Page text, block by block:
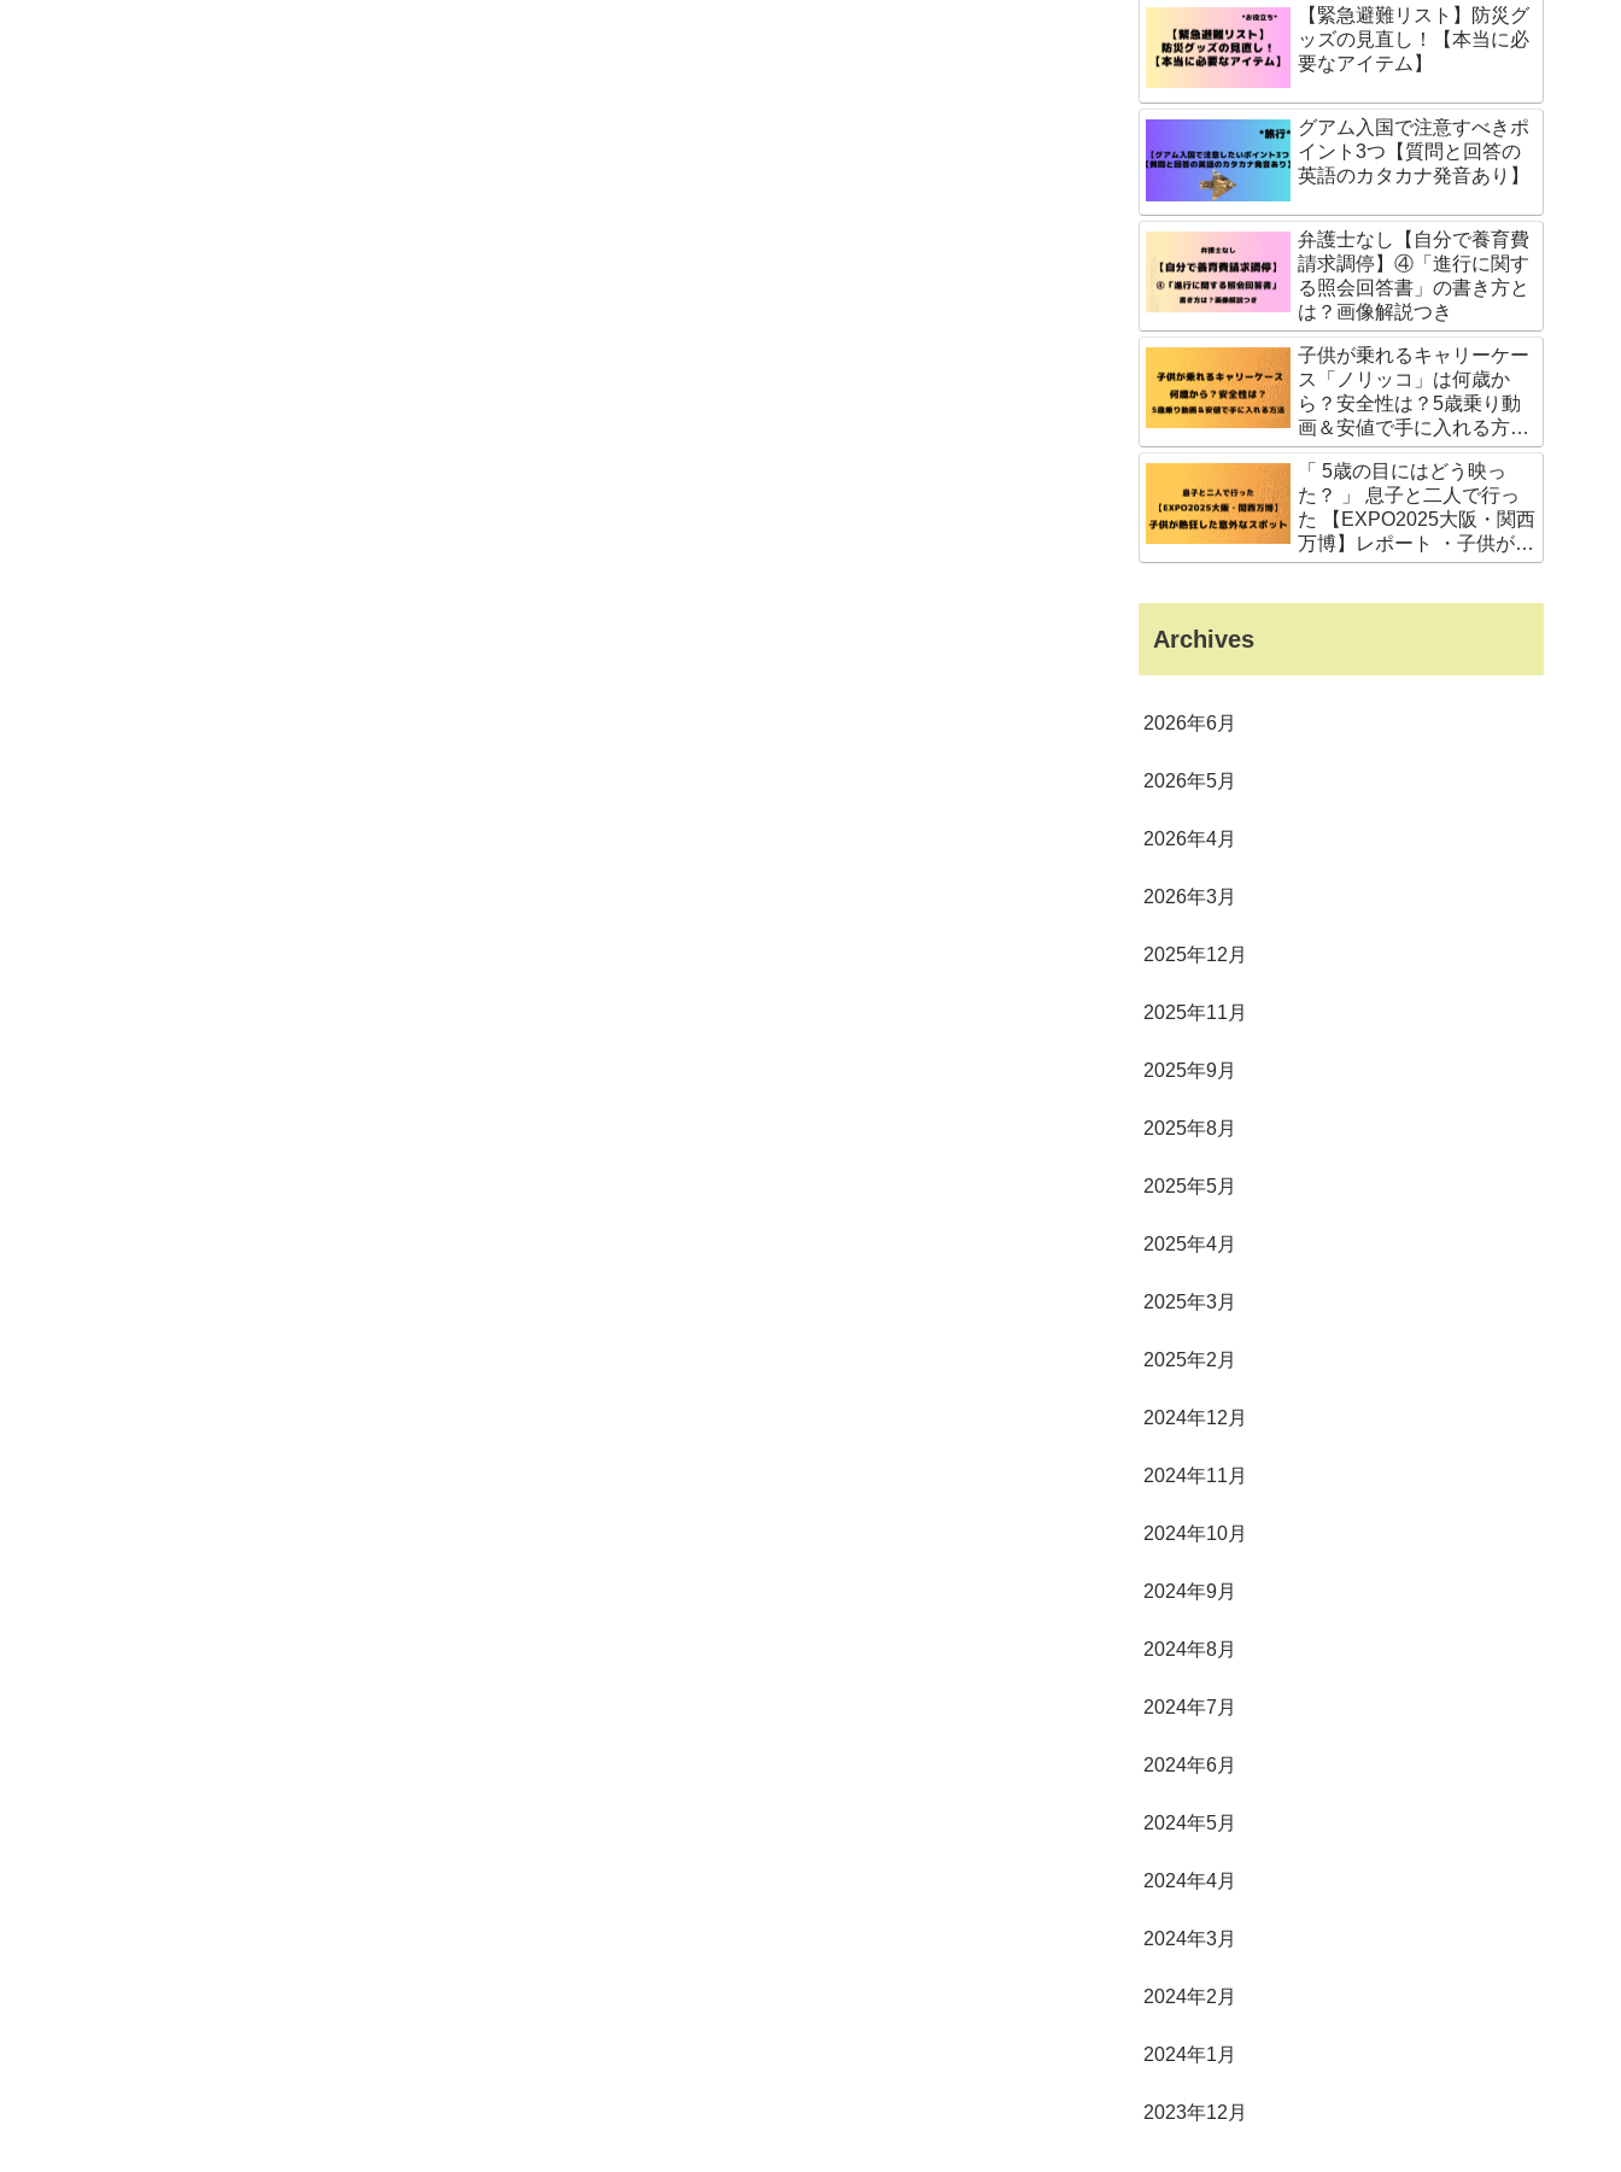
【緊急避難リスト】防災グ
ッズの見直し！【本当に必
要なアイテム】
グアム入国で注意すべきポ
イント3つ【質問と回答の
英語のカタカナ発音あり】
弁護士なし【自分で養育費
請求調停】④「進行に関す
る照会回答書」の書き方と
は？画像解説つき
子供が乗れるキャリーケー
ス「ノリッコ」は何歳か
ら？安全性は？5歳乗り動
画＆安値で手に入れる方法
を公開
「 5歳の目にはどう映っ
た？ 」 息子と二人で行っ
た 【EXPO2025大阪・関西
万博】レポート ・子供が熱
狂した意外なスポット
Archives
2026年6月
2026年5月
2026年4月
2026年3月
2025年12月
2025年11月
2025年9月
2025年8月
2025年5月
2025年4月
2025年3月
2025年2月
2024年12月
2024年11月
2024年10月
2024年9月
2024年8月
2024年7月
2024年6月
2024年5月
2024年4月
2024年3月
2024年2月
2024年1月
2023年12月